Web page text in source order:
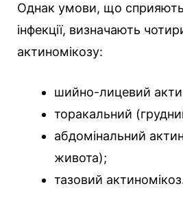
Однак умови, що
інфекції, визначають
актиномікозу:
шийно-лицевий
торакальний
абдомінальний
живота);
тазовий